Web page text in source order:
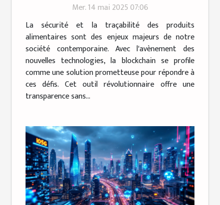
aliments en 2023
Mer. 14 mai 2025 07:06
La sécurité et la traçabilité des produits
alimentaires sont des enjeux majeurs de notre
société contemporaine. Avec l'avènement des
nouvelles technologies, la blockchain se profile
comme une solution prometteuse pour répondre à
ces défis. Cet outil révolutionnaire offre une
transparence sans...